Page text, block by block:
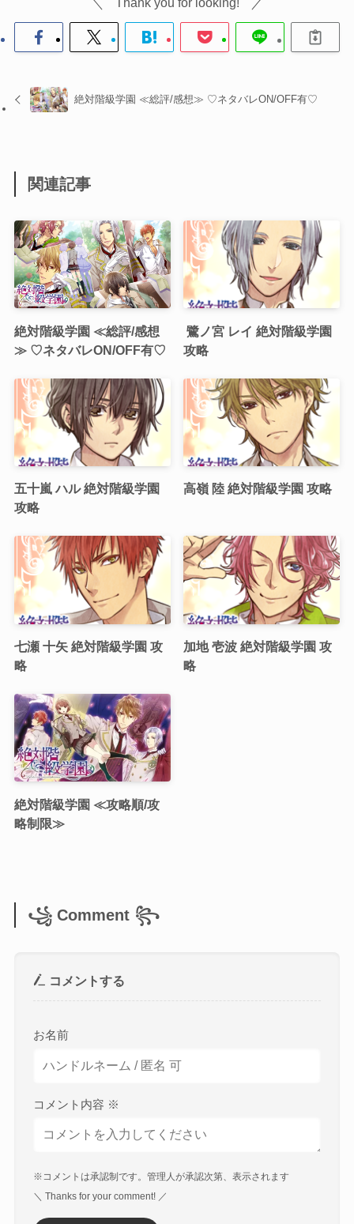
絶対階級学園 ≪総評/感想≫ ♡ネタバレON/OFF有♡
関連記事
絶対階級学園 ≪総評/感想
≫ ♡ネタバレON/OFF有♡
鷺ノ宮 レイ 絶対階級学園
攻略
五十嵐 ハル 絶対階級学園
攻略
高嶺 陸 絶対階級学園 攻略
七瀬 十矢 絶対階級学園 攻
略
加地 壱波 絶対階級学園 攻
略
絶対階級学園 ≪攻略順/攻
略制限≫
꧁ Comment ꧂
コメントする
お名前
コメント内容 ※
※コメントは承認制です。管理人が承認次第、表示されます
＼ Thanks for your comment! ／